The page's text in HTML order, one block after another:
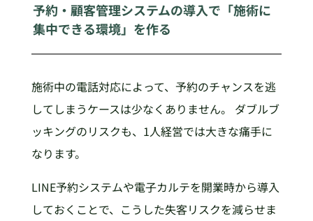
予約・顧客管理システムの導入で「施術に
集中できる環境」を作る
施術中の電話対応によって、予約のチャンスを逃
してしまうケースは少なくありません。 ダブルブ
ッキングのリスクも、1人経営では大きな痛手に
なります。
LINE予約システムや電子カルテを開業時から導入
しておくことで、こうした失客リスクを減らせま